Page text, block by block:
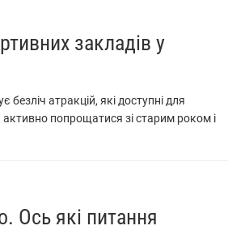
закладів у
атракцій, які доступні для
попрощатися зі старим роком і
Ось які питання